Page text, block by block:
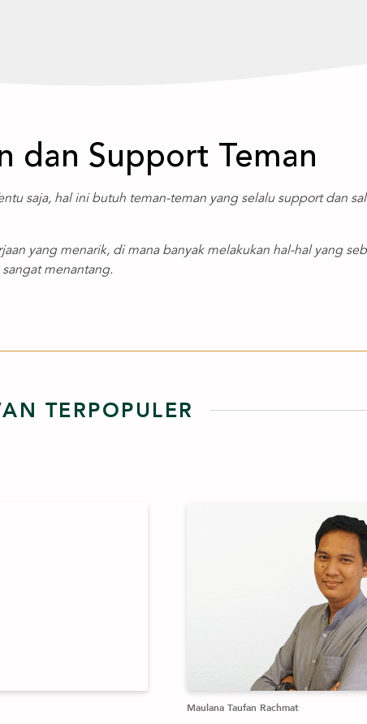
dan Support Teman
saja, hal ini butuh teman-teman yang selalu support dan
yang menarik, di mana banyak melakukan hal-hal yang
menantang.
TERPOPULER
Maulana Taufan Rachmat